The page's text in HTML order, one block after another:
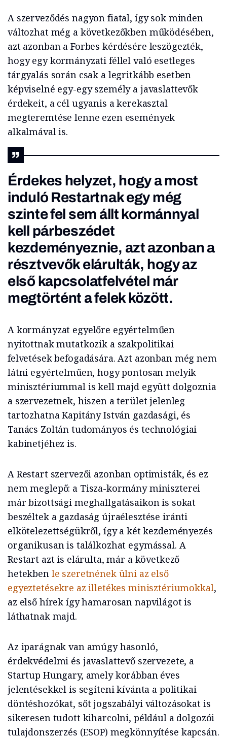
A szerveződés nagyon fiatal, így sok minden
változhat még a következőkben működésében,
azt azonban a Forbes kérdésére leszögezték,
hogy egy kormányzati féllel való esetleges
tárgyalás során csak a legritkább esetben
képviselné egy-egy személy a javaslattevők
érdekeit, a cél ugyanis a kerekasztal
megteremtése lenne ezen események
alkalmával is.
Érdekes helyzet, hogy a most
induló Restartnak egy még
szinte fel sem állt kormánnyal
kell párbeszédet
kezdeményeznie, azt azonban a
résztvevők elárulták, hogy az
első kapcsolatfelvétel már
megtörtént a felek között.
A kormányzat egyelőre egyértelműen
nyitottnak mutatkozik a szakpolitikai
felvetések befogadására. Azt azonban még nem
látni egyértelműen, hogy pontosan melyik
minisztériummal is kell majd együtt dolgoznia
a szervezetnek, hiszen a terület jelenleg
tartozhatna Kapitány István gazdasági, és
Tanács Zoltán tudományos és technológiai
kabinetjéhez is.
A Restart szervezői azonban optimisták, és ez
nem meglepő: a Tisza-kormány miniszterei
már bizottsági meghallgatásaikon is sokat
beszéltek a gazdaság újraélesztése iránti
elkötelezettségükről, így a két kezdeményezés
organikusan is találkozhat egymással. A
Restart azt is elárulta, már a következő
hetekben le szeretnének ülni az első
egyeztetésekre az illetékes minisztériumokkal,
az első hírek így hamarosan napvilágot is
láthatnak majd.
Az iparágnak van amúgy hasonló,
érdekvédelmi és javaslattevő szervezete, a
Startup Hungary, amely korábban éves
jelentésekkel is segíteni kívánta a politikai
döntéshozókat, sőt jogszabályi változásokat is
sikeresen tudott kiharcolni, például a dolgozói
tulajdonszerzés (ESOP) megkönnyítése kapcsán.